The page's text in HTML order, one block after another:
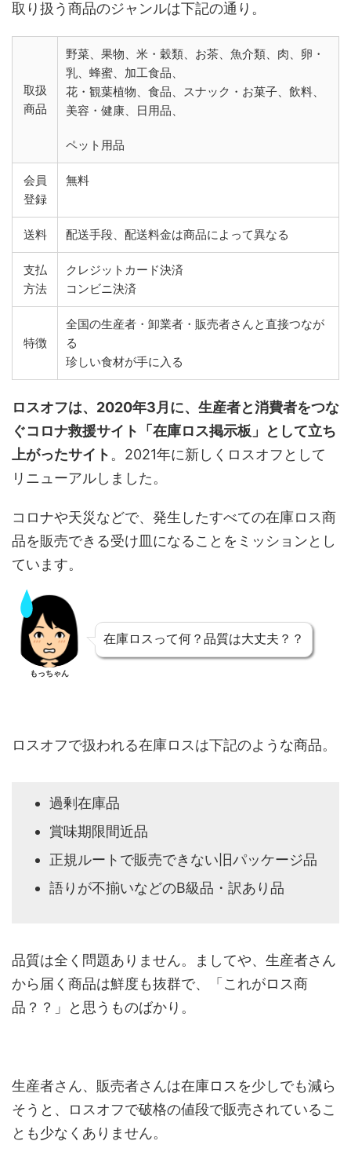
取り扱う商品のジャンルは下記の通り。
取扱
商品
野菜、果物、米・穀類、お茶、魚介類、肉、卵・
乳、蜂蜜、加工食品、
花・観葉植物、食品、スナック・お菓子、飲料、
美容・健康、日用品、
ペット用品
会員
登録
無料
送料 配送手段、配送料金は商品によって異なる
支払
方法
クレジットカード決済
コンビニ決済
特徴
全国の生産者・卸業者・販売者さんと直接つなが
る
珍しい食材が手に入る
ロスオフは、2020年3月に、生産者と消費者をつな
ぐコロナ救援サイト「在庫ロス掲示板」として立ち
上がったサイト 。2021年に新しくロスオフとして
リニューアルしました。
コロナや天災などで、発生したすべての在庫ロス商
品を販売できる受け皿になることをミッションとし
ています。
もっちゃん
在庫ロスって何？品質は大丈夫？？
ロスオフで扱われる在庫ロスは下記のような商品。
過剰在庫品
賞味期限間近品
正規ルートで販売できない旧パッケージ品
語りが不揃いなどのB級品・訳あり品
品質は全く問題ありません。ましてや、生産者さん
から届く商品は鮮度も抜群で、「これがロス商
品？？」と思うものばかり。
生産者さん、販売者さんは在庫ロスを少しでも減ら
そうと、ロスオフで破格の値段で販売されているこ
とも少なくありません。